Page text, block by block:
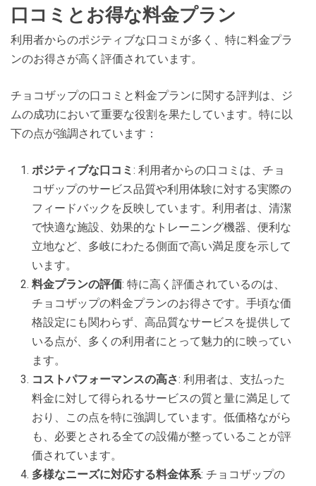
口コミとお得な料金プラン
利用者からのポジティブな口コミが多く、特に料金プラ
ンのお得さが高く評価されています。
チョコザップの口コミと料金プランに関する評判は、ジ
ムの成功において重要な役割を果たしています。特に以
下の点が強調されています：
ポジティブな口コミ : 利用者からの口コミは、チョ
コザップのサービス品質や利用体験に対する実際の
フィードバックを反映しています。利用者は、清潔
で快適な施設、効果的なトレーニング機器、便利な
立地など、多岐にわたる側面で高い満足度を示して
います。
料金プランの評価: 特に高く評価されているのは、
チョコザップの料金プランのお得さです。手頃な価
格設定にも関わらず、高品質なサービスを提供して
いる点が、多くの利用者にとって魅力的に映ってい
ます。
コストパフォーマンスの高さ: 利用者は、支払った
料金に対して得られるサービスの質と量に満足して
おり、この点を特に強調しています。低価格ながら
も、必要とされる全ての設備が整っていることが評
価されています。
多様なニーズに対応する料金体系: チョコザップの